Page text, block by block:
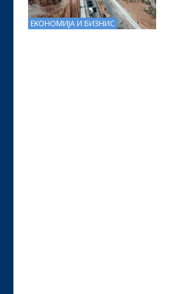
ЕКОНОМИЈА И БИЗНИС